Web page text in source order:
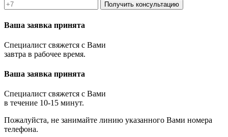
Получить консультацию
Ваша заявка принята
Специалист свяжется с Вами
завтра в рабочее время.
Ваша заявка принята
Специалист свяжется с Вами
в течение 10-15 минут.
Пожалуйста, не занимайте линию указанного Вами номера
телефона.